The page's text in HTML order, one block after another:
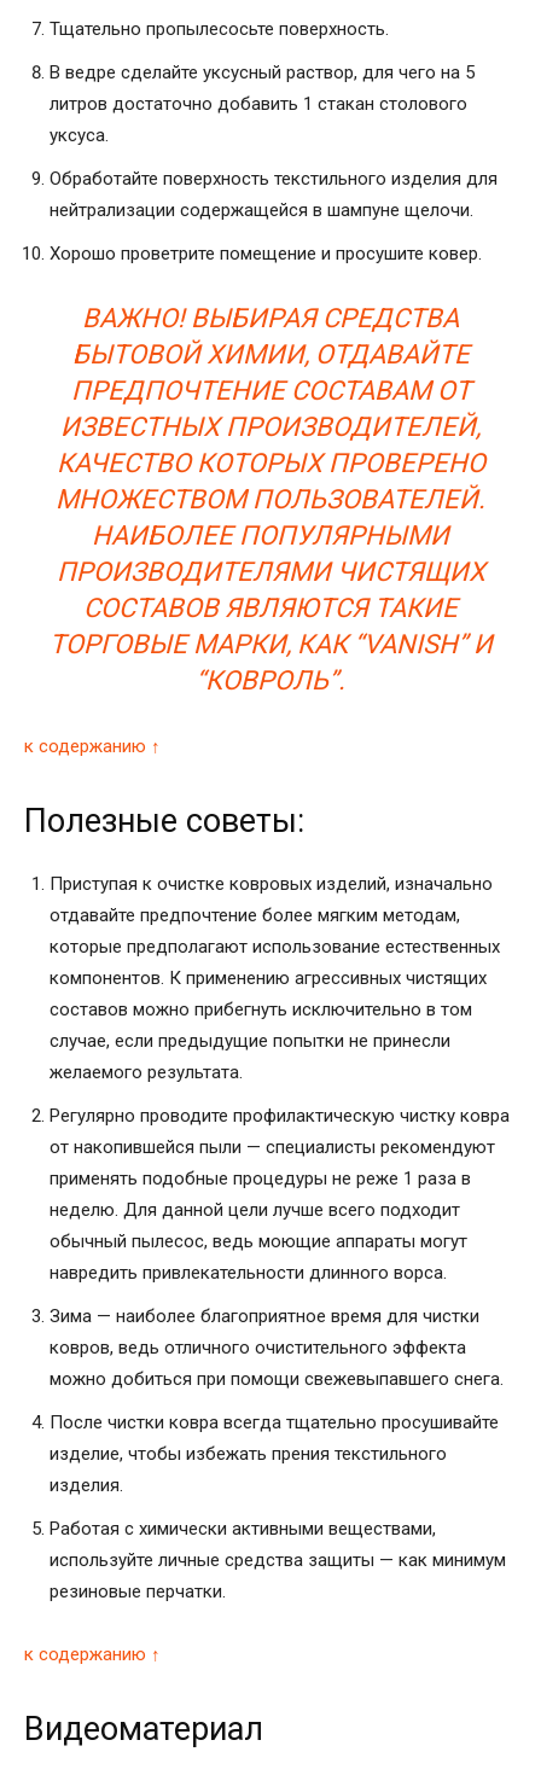
Тщательно пропылесосьте поверхность.
В ведре сделайте уксусный раствор, для чего на 5
литров достаточно добавить 1 стакан столового
уксуса.
Обработайте поверхность текстильного изделия для
нейтрализации содержащейся в шампуне щелочи.
Хорошо проветрите помещение и просушите ковер.
ВАЖНО! ВЫБИРАЯ СРЕДСТВА
БЫТОВОЙ ХИМИИ, ОТДАВАЙТЕ
ПРЕДПОЧТЕНИЕ СОСТАВАМ ОТ
ИЗВЕСТНЫХ ПРОИЗВОДИТЕЛЕЙ,
КАЧЕСТВО КОТОРЫХ ПРОВЕРЕНО
МНОЖЕСТВОМ ПОЛЬЗОВАТЕЛЕЙ.
НАИБОЛЕЕ ПОПУЛЯРНЫМИ
ПРОИЗВОДИТЕЛЯМИ ЧИСТЯЩИХ
СОСТАВОВ ЯВЛЯЮТСЯ ТАКИЕ
ТОРГОВЫЕ МАРКИ, КАК “VANISH” И
“КОВРОЛЬ”.
к содержанию ↑
Полезные советы:
Приступая к очистке ковровых изделий, изначально
отдавайте предпочтение более мягким методам,
которые предполагают использование естественных
компонентов. К применению агрессивных чистящих
составов можно прибегнуть исключительно в том
случае, если предыдущие попытки не принесли
желаемого результата.
Регулярно проводите профилактическую чистку ковра
от накопившейся пыли — специалисты рекомендуют
применять подобные процедуры не реже 1 раза в
неделю. Для данной цели лучше всего подходит
обычный пылесос, ведь моющие аппараты могут
навредить привлекательности длинного ворса.
Зима — наиболее благоприятное время для чистки
ковров, ведь отличного очистительного эффекта
можно добиться при помощи свежевыпавшего снега.
После чистки ковра всегда тщательно просушивайте
изделие, чтобы избежать прения текстильного
изделия.
Работая с химически активными веществами,
используйте личные средства защиты — как минимум
резиновые перчатки.
к содержанию ↑
Видеоматериал